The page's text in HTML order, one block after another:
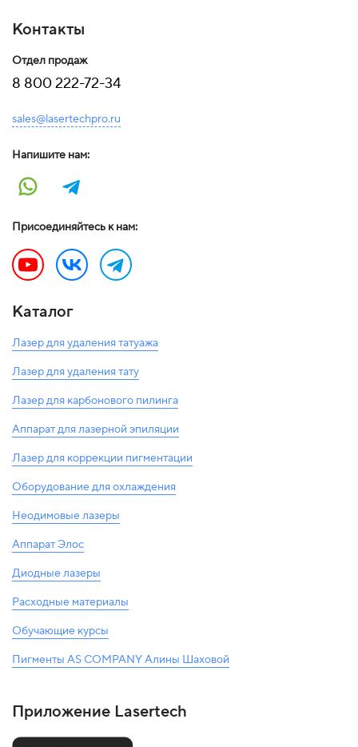
Контакты
Отдел продаж
8 800 222-72-34
sales@lasertechpro.ru
Напишите нам:
Присоединяйтесь к нам:
Каталог
Лазер для удаления татуажа
Лазер для удаления тату
Лазер для карбонового пилинга
Аппарат для лазерной эпиляции
Лазер для коррекции пигментации
Оборудование для охлаждения
Неодимовые лазеры
Аппарат Элос
Диодные лазеры
Расходные материалы
Обучающие курсы
Пигменты AS COMPANY Алины Шаховой
Приложение Lasertech